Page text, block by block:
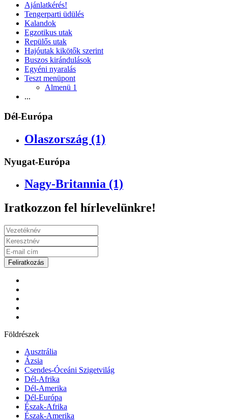
Ajánlatkérés!
Tengerparti üdülés
Kalandok
Egzotikus utak
Repülős utak
Hajóutak kikötők szerint
Buszos kirándulások
Egyéni nyaralás
Teszt menüpont
Almenü 1
...
Dél-Európa
Olaszország (1)
Nyugat-Európa
Nagy-Britannia (1)
Iratkozzon fel hírlevelünkre!
Feliratkozás
Földrészek
Ausztrália
Ázsia
Csendes-Óceáni Szigetvilág
Dél-Afrika
Dél-Amerika
Dél-Európa
Észak-Afrika
Észak-Amerika